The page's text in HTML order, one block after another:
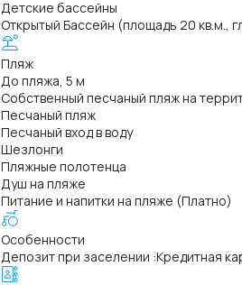
Детские бассейны
Открытый Бассейн (площадь 20 кв.м.,
Пляж
До пляжа, 5 м
Собственный песчаный пляж на
Песчаный пляж
Песчаный вход в воду
Шезлонги
Пляжные полотенца
Душ на пляже
Питание и напитки на пляже (Платно)
Особенности
Депозит при заселении :Кредитная